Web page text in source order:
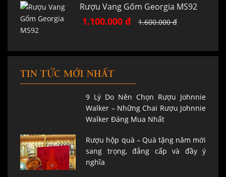
Rượu Vang Gốm Georgia MS92
1.100.000 đ 1.600.000 đ
TIN TỨC MỚI NHẤT
9 Lý Do Nên Chọn Rượu Johnnie
Walker – Những Chai Rượu Johnnie
Walker Đáng Mua Nhất
Rượu hộp quà – Quà tặng năm mới
sang trọng, đẳng cấp và đầy ý
nghĩa